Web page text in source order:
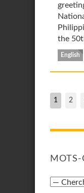
the
English
1 2
MOTS-